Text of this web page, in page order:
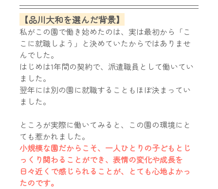
【品川大和を選んだ背景】
私がこの園で働き始めたのは、実は最初から「こ
こに就職しよう」と決めていたからではありませ
んでした。
はじめは1年間の契約で、派遣職員として働いてい
ました。
翌年には別の園に就職することもほぼ決まってい
ました。
ところが実際に働いてみると、この園の環境にと
ても惹かれました。
小規模な園だからこそ、一人ひとりの子どもとじ
っくり関わることができ、表情の変化や成長を
日々近くで感じられることが、とても心地よかっ
たのです。